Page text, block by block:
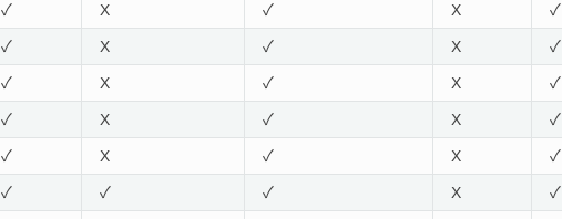
✓ X ✓ X ✓
✓ X ✓ X ✓
✓ X ✓ X ✓
✓ X ✓ X ✓
✓ X ✓ X ✓
✓ ✓ ✓ X ✓